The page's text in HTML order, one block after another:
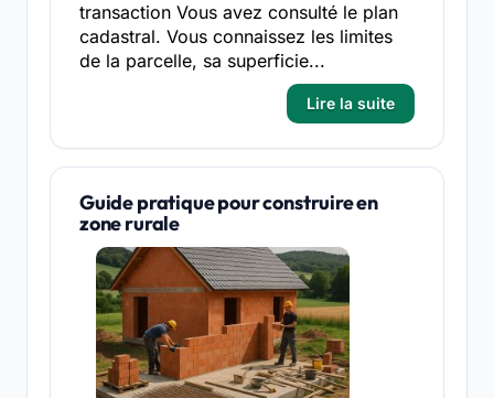
transaction Vous avez consulté le plan
cadastral. Vous connaissez les limites
de la parcelle, sa superficie...
Lire la suite
Guide pratique pour construire en
zone rurale